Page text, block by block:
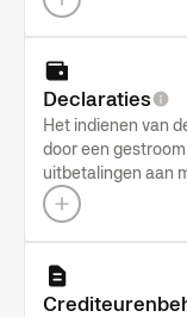
Declaraties
Het indienen van
door een
uitbetalingen aan